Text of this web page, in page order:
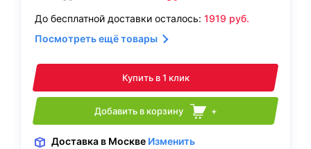
До бесплатной доставки осталось: 1919 руб.
Посмотреть ещё товары
Купить в 1 клик
Добавить в корзину +
Доставка в Москве Изменить